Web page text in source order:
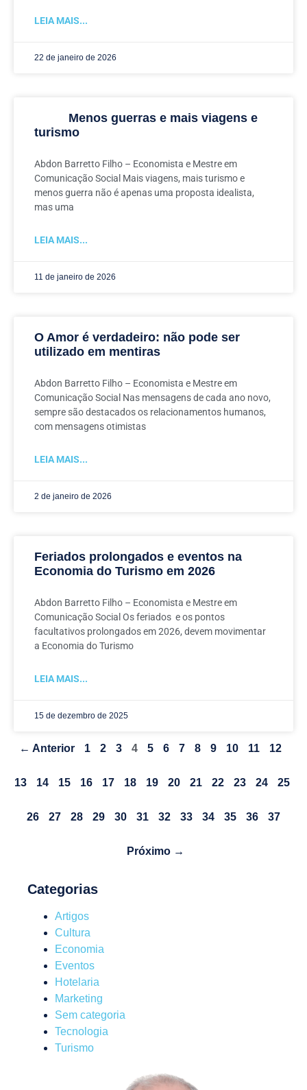
LEIA MAIS...
22 de janeiro de 2026
Menos guerras e mais viagens e
turismo
Abdon Barretto Filho – Economista e Mestre em
Comunicação Social Mais viagens, mais turismo e
menos guerra não é apenas uma proposta idealista,
mas uma
LEIA MAIS...
11 de janeiro de 2026
O Amor é verdadeiro: não pode ser
utilizado em mentiras
Abdon Barretto Filho – Economista e Mestre em
Comunicação Social Nas mensagens de cada ano novo,
sempre são destacados os relacionamentos humanos,
com mensagens otimistas
LEIA MAIS...
2 de janeiro de 2026
Feriados prolongados e eventos na
Economia do Turismo em 2026
Abdon Barretto Filho – Economista e Mestre em
Comunicação Social Os feriados e os pontos
facultativos prolongados em 2026, devem movimentar
a Economia do Turismo
LEIA MAIS...
15 de dezembro de 2025
← Anterior 1 2 3 4 5 6 7 8 9 10 11 12
13 14 15 16 17 18 19 20 21 22 23 24 25
26 27 28 29 30 31 32 33 34 35 36 37
Próximo →
Categorias
Artigos
Cultura
Economia
Eventos
Hotelaria
Marketing
Sem categoria
Tecnologia
Turismo